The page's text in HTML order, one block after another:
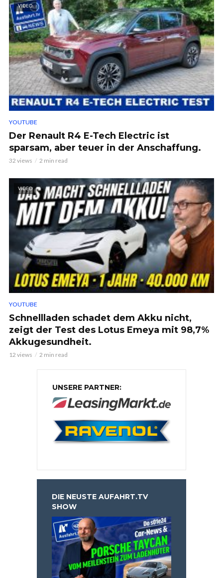
VIDEO
YOUTUBE
Der Renault R4 E-Tech Electric ist
sparsam, aber teuer in der Anschaffung.
32 views 2 min read
VIDEO
YOUTUBE
Schnellladen schadet dem Akku nicht,
zeigt der Test des Lotus Emeya mit 98,7%
Akkugesundheit.
12 views 2 min read
UNSERE PARTNER:
DIE NEUSTE AUFAHRT.TV
SHOW